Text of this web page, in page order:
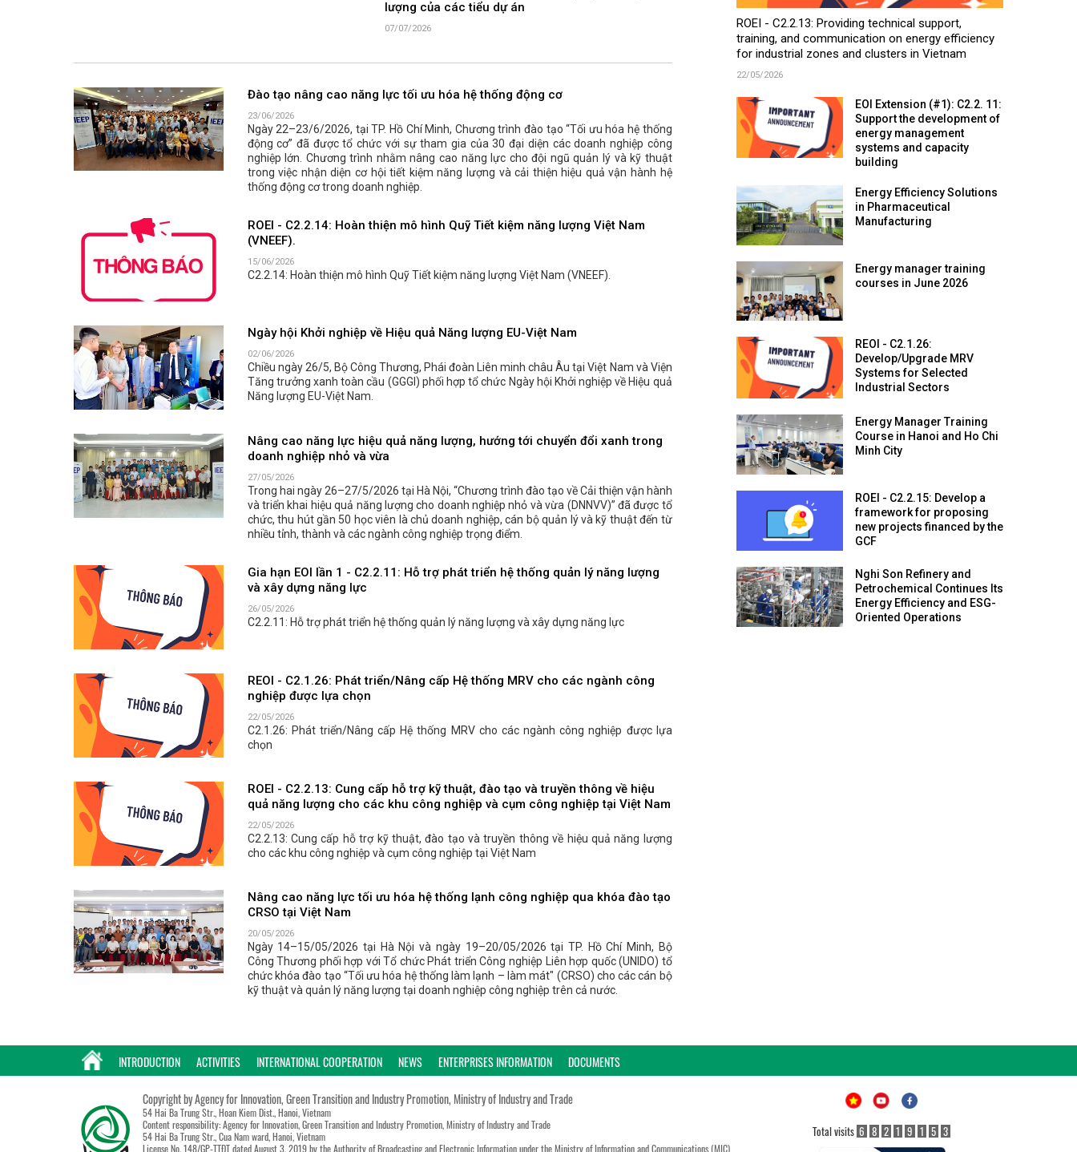
lượng của các tiểu dự án
07/07/2026
Đào tạo nâng cao năng lực tối ưu hóa hệ thống động cơ
23/06/2026
Ngày 22–23/6/2026, tại TP. Hồ Chí Minh, Chương trình đào tạo “Tối ưu hóa hệ thống
động cơ” đã được tổ chức với sự tham gia của 30 đại diện các doanh nghiệp công
nghiệp lớn. Chương trình nhằm nâng cao năng lực cho đội ngũ quản lý và kỹ thuật
trong việc nhận diện cơ hội tiết kiệm năng lượng và cải thiện hiệu quả vận hành hệ
thống động cơ trong doanh nghiệp.
ROEI - C2.2.14: Hoàn thiện mô hình Quỹ Tiết kiệm năng lượng Việt Nam
(VNEEF).
15/06/2026
C2.2.14: Hoàn thiện mô hình Quỹ Tiết kiệm năng lượng Việt Nam (VNEEF).
Ngày hội Khởi nghiệp về Hiệu quả Năng lượng EU-Việt Nam
02/06/2026
Chiều ngày 26/5, Bộ Công Thương, Phái đoàn Liên minh châu Âu tại Việt Nam và Viện
Tăng trưởng xanh toàn cầu (GGGI) phối hợp tổ chức Ngày hội Khởi nghiệp về Hiệu quả
Năng lượng EU-Việt Nam.
Nâng cao năng lực hiệu quả năng lượng, hướng tới chuyển đổi xanh trong
doanh nghiệp nhỏ và vừa
27/05/2026
Trong hai ngày 26–27/5/2026 tại Hà Nội, “Chương trình đào tạo về Cải thiện vận hành
và triển khai hiệu quả năng lượng cho doanh nghiệp nhỏ và vừa (DNNVV)” đã được tổ
chức, thu hút gần 50 học viên là chủ doanh nghiệp, cán bộ quản lý và kỹ thuật đến từ
nhiều tỉnh, thành và các ngành công nghiệp trọng điểm.
Gia hạn EOI lần 1 - C2.2.11: Hỗ trợ phát triển hệ thống quản lý năng lượng
và xây dựng năng lực
26/05/2026
C2.2.11: Hỗ trợ phát triển hệ thống quản lý năng lượng và xây dựng năng lực
REOI - C2.1.26: Phát triển/Nâng cấp Hệ thống MRV cho các ngành công
nghiệp được lựa chọn
22/05/2026
C2.1.26: Phát triển/Nâng cấp Hệ thống MRV cho các ngành công nghiệp được lựa
chọn
ROEI - C2.2.13: Cung cấp hỗ trợ kỹ thuật, đào tạo và truyền thông về hiệu
quả năng lượng cho các khu công nghiệp và cụm công nghiệp tại Việt Nam
22/05/2026
C2.2.13: Cung cấp hỗ trợ kỹ thuật, đào tạo và truyền thông về hiệu quả năng lượng
cho các khu công nghiệp và cụm công nghiệp tại Việt Nam
Nâng cao năng lực tối ưu hóa hệ thống lạnh công nghiệp qua khóa đào tạo
CRSO tại Việt Nam
20/05/2026
Ngày 14–15/05/2026 tại Hà Nội và ngày 19–20/05/2026 tại TP. Hồ Chí Minh, Bộ
Công Thương phối hợp với Tổ chức Phát triển Công nghiệp Liên hợp quốc (UNIDO) tổ
chức khóa đào tạo “Tối ưu hóa hệ thống làm lạnh – làm mát" (CRSO) cho các cán bộ
kỹ thuật và quản lý năng lượng tại doanh nghiệp công nghiệp trên cả nước.
ROEI - C2.2.13: Providing technical support,
training, and communication on energy efficiency
for industrial zones and clusters in Vietnam
22/05/2026
EOI Extension (#1): C2.2. 11:
Support the development of
energy management
systems and capacity
building
Energy Efficiency Solutions
in Pharmaceutical
Manufacturing
Energy manager training
courses in June 2026
REOI - C2.1.26:
Develop/Upgrade MRV
Systems for Selected
Industrial Sectors
Energy Manager Training
Course in Hanoi and Ho Chi
Minh City
ROEI - C2.2.15: Develop a
framework for proposing
new projects financed by the
GCF
Nghi Son Refinery and
Petrochemical Continues Its
Energy Efficiency and ESG-
Oriented Operations
INTRODUCTION ACTIVITIES INTERNATIONAL COOPERATION NEWS ENTERPRISES INFORMATION DOCUMENTS
Copyright by Agency for Innovation, Green Transition and Industry Promotion, Ministry of Industry and Trade
54 Hai Ba Trung Str., Hoan Kiem Dist., Hanoi, Vietnam
Content responsibility: Agency for Innovation, Green Transition and Industry Promotion, Ministry of Industry and Trade
54 Hai Ba Trung Str., Cua Nam ward, Hanoi, Vietnam
License No. 148/GP-TTĐT dated August 3, 2019 by the Authority of Broadcasting and Electronic Information under the Ministry of Information and Communications (MIC)
Total visits 6 8 2 1 9 1 5 3